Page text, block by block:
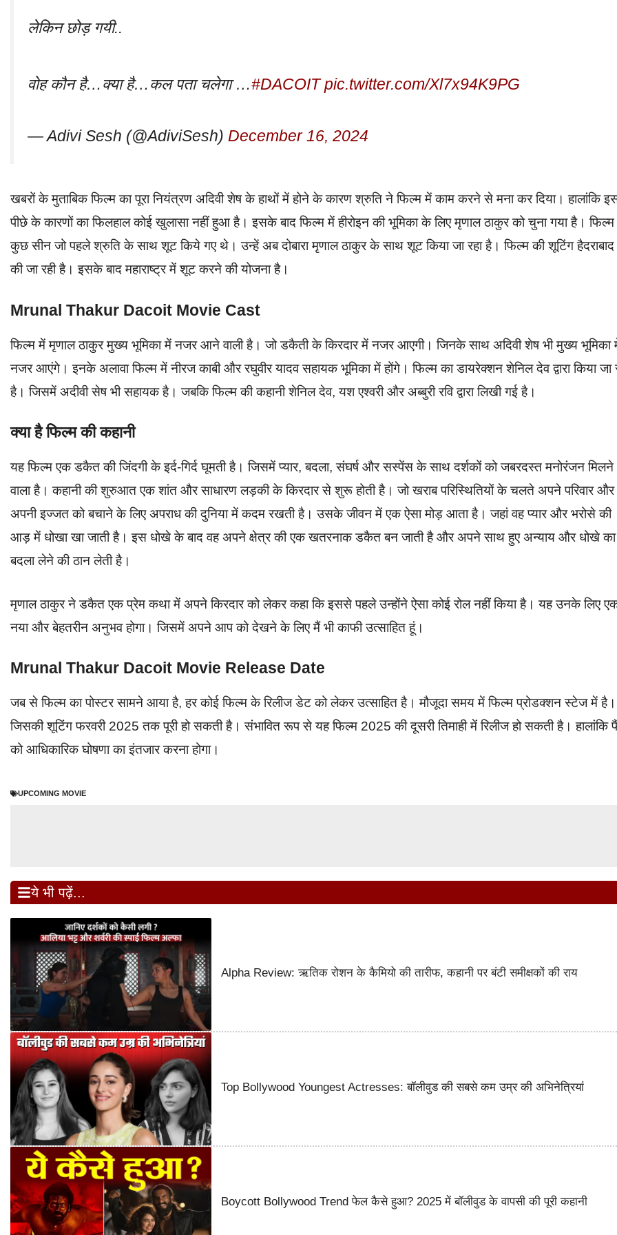
लेकिन छोड़ गयी..
वोह कौन है…क्या है…कल पता चलेगा …#DACOIT pic.twitter.com/Xl7x94K9PG
— Adivi Sesh (@AdiviSesh) December 16, 2024
खबरों के मुताबिक फिल्म का पूरा नियंत्रण अदिवी शेष के हाथों में होने के कारण श्रुति ने फिल्म में काम करने से मना कर दिया। हालांकि
पीछे के कारणों का फिलहाल कोई खुलासा नहीं हुआ है। इसके बाद फिल्म में हीरोइन की भूमिका के लिए मृणाल ठाकुर को चुना गया है।
कुछ सीन जो पहले श्रुति के साथ शूट किये गए थे। उन्हें अब दोबारा मृणाल ठाकुर के साथ शूट किया जा रहा है। फिल्म की शूटिंग
की जा रही है। इसके बाद महाराष्ट्र में शूट करने की योजना है।
Mrunal Thakur Dacoit Movie Cast
फिल्म में मृणाल ठाकुर मुख्य भूमिका में नजर आने वाली है। जो डकैती के किरदार में नजर आएगी। जिनके साथ अदिवी शेष भी मुख्य भूमिका
नजर आएंगे। इनके अलावा फिल्म में नीरज काबी और रघुवीर यादव सहायक भूमिका में होंगे। फिल्म का डायरेक्शन शेनिल देव द्वारा किया जा
है। जिसमें अदीवी सेष भी सहायक है। जबकि फिल्म की कहानी शेनिल देव, यश एश्वरी और अब्बुरी रवि द्वारा लिखी गई है।
क्या है फिल्म की कहानी
यह फिल्म एक डकैत की जिंदगी के इर्द-गिर्द घूमती है। जिसमें प्यार, बदला, संघर्ष और सस्पेंस के साथ दर्शकों को जबरदस्त मनोरंजन मिलने
वाला है। कहानी की शुरुआत एक शांत और साधारण लड़की के किरदार से शुरू होती है। जो खराब परिस्थितियों के चलते अपने परिवार और
अपनी इज्जत को बचाने के लिए अपराध की दुनिया में कदम रखती है। उसके जीवन में एक ऐसा मोड़ आता है। जहां वह प्यार और भरोसे की
आड़ में धोखा खा जाती है। इस धोखे के बाद वह अपने क्षेत्र की एक खतरनाक डकैत बन जाती है और अपने साथ हुए अन्याय और धोखे का
बदला लेने की ठान लेती है।
मृणाल ठाकुर ने डकैत एक प्रेम कथा में अपने किरदार को लेकर कहा कि इससे पहले उन्होंने ऐसा कोई रोल नहीं किया है। यह उनके लिए
नया और बेहतरीन अनुभव होगा। जिसमें अपने आप को देखने के लिए मैं भी काफी उत्साहित हूं।
Mrunal Thakur Dacoit Movie Release Date
जब से फिल्म का पोस्टर सामने आया है, हर कोई फिल्म के रिलीज डेट को लेकर उत्साहित है। मौजूदा समय में फिल्म प्रोडक्शन स्टेज में है।
जिसकी शूटिंग फरवरी 2025 तक पूरी हो सकती है। संभावित रूप से यह फिल्म 2025 की दूसरी तिमाही में रिलीज हो सकती है। हालांकि
को आधिकारिक घोषणा का इंतजार करना होगा।
UPCOMING MOVIE
ये भी पढ़ें...
Alpha Review: ऋतिक रोशन के कैमियो की तारीफ, कहानी पर बंटी समीक्षकों की राय
Top Bollywood Youngest Actresses: बॉलीवुड की सबसे कम उम्र की अभिनेत्रियां
Boycott Bollywood Trend फेल कैसे हुआ? 2025 में बॉलीवुड के वापसी की पूरी कहानी